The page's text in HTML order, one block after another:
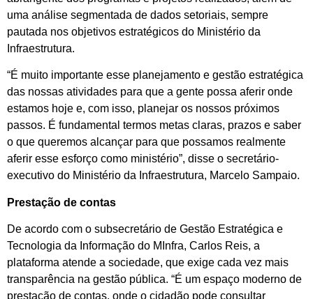
uma análise segmentada de dados setoriais, sempre
pautada nos objetivos estratégicos do Ministério da
Infraestrutura.
“É muito importante esse planejamento e gestão estratégica
das nossas atividades para que a gente possa aferir onde
estamos hoje e, com isso, planejar os nossos próximos
passos. É fundamental termos metas claras, prazos e saber
o que queremos alcançar para que possamos realmente
aferir esse esforço como ministério”, disse o secretário-
executivo do Ministério da Infraestrutura, Marcelo Sampaio.
Prestação de contas
De acordo com o subsecretário de Gestão Estratégica e
Tecnologia da Informação do MInfra, Carlos Reis, a
plataforma atende a sociedade, que exige cada vez mais
transparência na gestão pública. “É um espaço moderno de
prestação de contas, onde o cidadão pode consultar